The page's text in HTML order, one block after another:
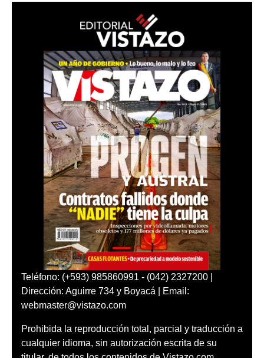
Teléfono: (+593) 985860991 - (042) 2327200 |
Dirección: Aguirre 734 y Boyacá | Email:
webmaster@vistazo.com
Prohibida la reproducción total, parcial y traducción a
cualquier idioma, sin autorización escrita de su